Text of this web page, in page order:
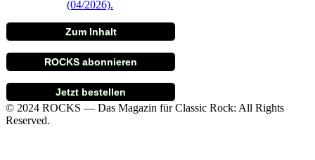
Zum Inhalt
ROCKS abonnieren
Jetzt bestellen
© 2024 ROCKS — Das Magazin für Classic Rock: All Rights
Reserved.